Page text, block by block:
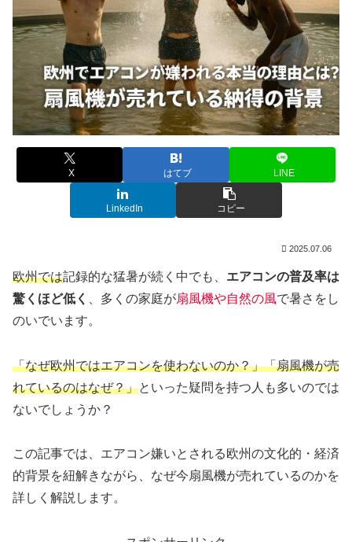
X はてブ LINE
LinkedIn コピー
2025.07.06
欧州では記録的な猛暑が続く中でも、 エアコンの普及率は
驚くほど低く
、多くの家庭が扇風機や自然の風で暑さをし
のいでいます。
「なぜ欧州ではエアコンを使わないのか？」「扇風機が売
れているのはなぜ？」といった疑問を持つ人も多いのでは
ないでしょうか？
この記事では、エアコン嫌いとされる欧州の文化的・経済
的背景を紐解きながら、なぜ今扇風機が売れているのかを
詳しく解説します。